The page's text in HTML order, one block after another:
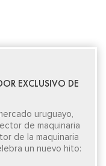
EXCLUSIVO DE
uruguayo,
de maquinaria
de la maquinaria
un nuevo hito: